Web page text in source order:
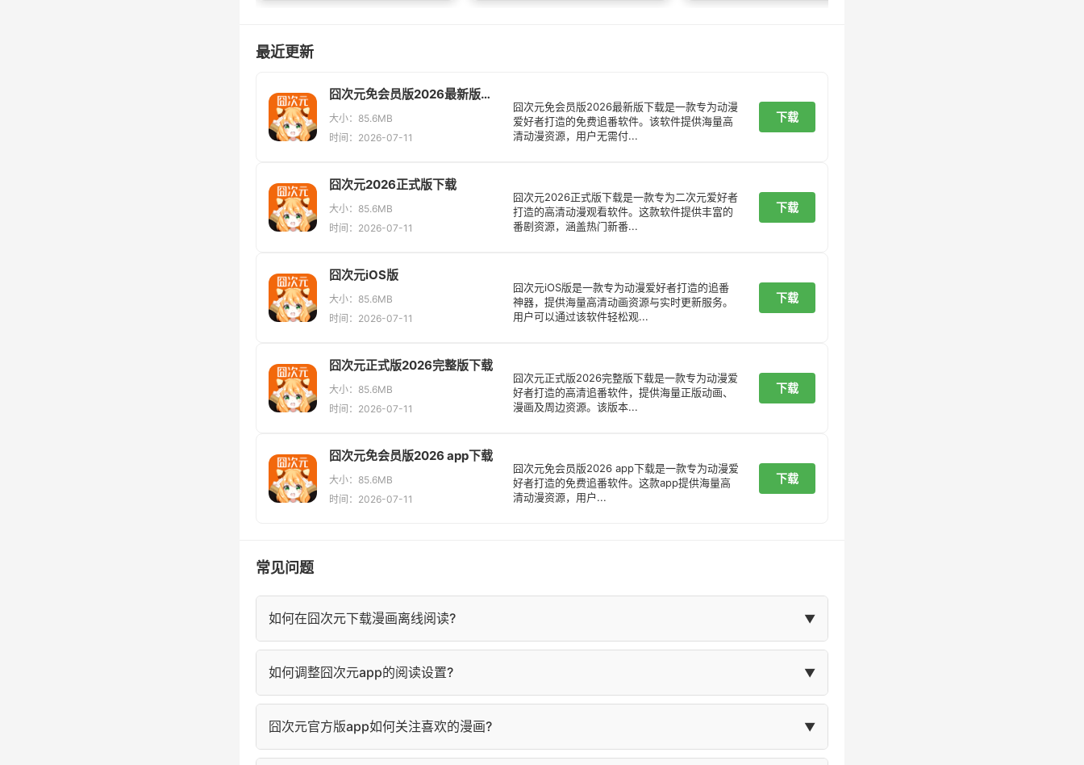
最近更新
囧次元免会员版2026最新版下载
大小：85.6MB
时间：2026-07-11
囧次元免会员版2026最新版下载是一款专为动漫
爱好者打造的免费追番软件。该软件提供海量高
清动漫资源，用户无需付...
下载
囧次元2026正式版下载
大小：85.6MB
时间：2026-07-11
囧次元2026正式版下载是一款专为二次元爱好者
打造的高清动漫观看软件。这款软件提供丰富的
番剧资源，涵盖热门新番...
下载
囧次元iOS版
大小：85.6MB
时间：2026-07-11
囧次元iOS版是一款专为动漫爱好者打造的追番
神器，提供海量高清动画资源与实时更新服务。
用户可以通过该软件轻松观...
下载
囧次元正式版2026完整版下载
大小：85.6MB
时间：2026-07-11
囧次元正式版2026完整版下载是一款专为动漫爱
好者打造的高清追番软件，提供海量正版动画、
漫画及周边资源。该版本...
下载
囧次元免会员版2026 app下载
大小：85.6MB
时间：2026-07-11
囧次元免会员版2026 app下载是一款专为动漫爱
好者打造的免费追番软件。这款app提供海量高
清动漫资源，用户...
下载
常见问题
如何在囧次元下载漫画离线阅读? ▼
进入囧次元漫画详情页，点击"下载"按钮，选择要下载的章节即可。下载完成后，在"我的"页面
的"离线缓存"中查看。
如何调整囧次元app的阅读设置? ▼
在囧次元阅读页面点击屏幕中央，弹出阅读设置菜单，可调整亮度、背景色、字体大小等设置。
囧次元官方版app如何关注喜欢的漫画? ▼